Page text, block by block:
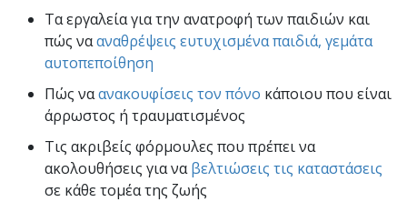
Τα εργαλεία για την ανατροφή των παιδιών και
πώς νααναθρέψεις ευτυχισμένα παιδιά, γεμάτα
αυτοπεποίθηση
Πώς ναανακουφίσεις τον πόνο κάποιου που είναι
άρρωστος ή τραυματισμένος
Τις ακριβείς φόρμουλες που πρέπει να
ακολουθήσεις για ναβελτιώσεις τις καταστάσεις
σε κάθε τομέα της ζωής